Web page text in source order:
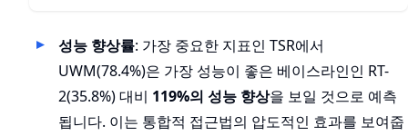
성능 향상률: 가장 중요한 지표인 TSR에서
UWM(78.4%)은 가장 성능이 좋은 베이스라인인 RT-
2(35.8%) 대비 119%의 성능 향상을 보일 것으로 예측
됩니다. 이는 통합적 접근법의 압도적인 효과를 보여줍